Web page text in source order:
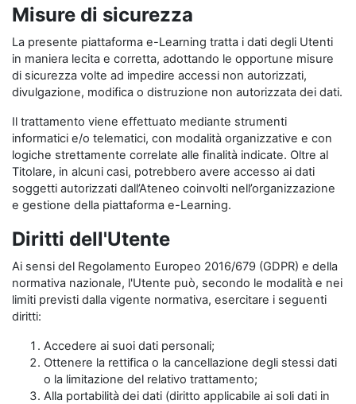
Misure di sicurezza
La presente piattaforma e-Learning tratta i dati degli Utenti
in maniera lecita e corretta, adottando le opportune misure
di sicurezza volte ad impedire accessi non autorizzati,
divulgazione, modifica o distruzione non autorizzata dei dati.
Il trattamento viene effettuato mediante strumenti
informatici e/o telematici, con modalità organizzative e con
logiche strettamente correlate alle finalità indicate. Oltre al
Titolare, in alcuni casi, potrebbero avere accesso ai dati
soggetti autorizzati dall’Ateneo coinvolti nell’organizzazione
e gestione della piattaforma e-Learning.
Diritti dell'Utente
Ai sensi del Regolamento Europeo 2016/679 (GDPR) e della
normativa nazionale, l'Utente può, secondo le modalità e nei
limiti previsti dalla vigente normativa, esercitare i seguenti
diritti:
Accedere ai suoi dati personali;
Ottenere la rettifica o la cancellazione degli stessi dati
o la limitazione del relativo trattamento;
Alla portabilità dei dati (diritto applicabile ai soli dati in